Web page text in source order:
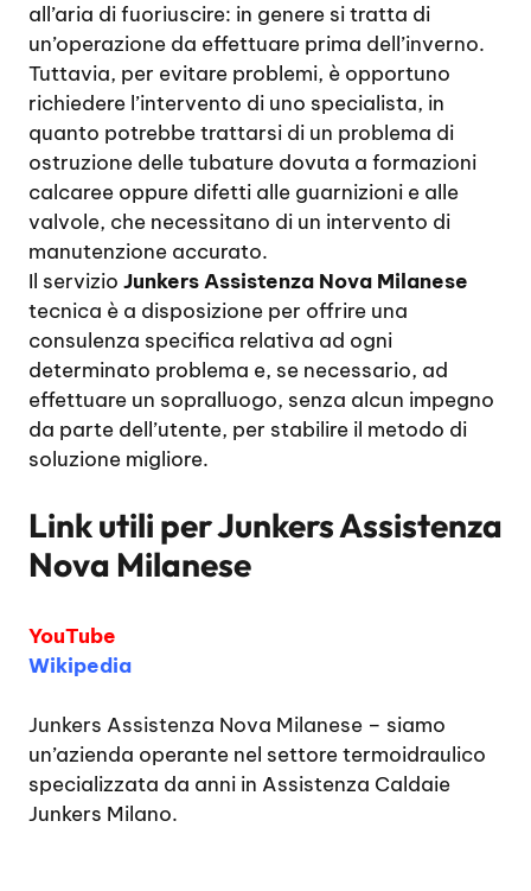
all’aria di fuoriuscire: in genere si tratta di
un’operazione da effettuare prima dell’inverno.
Tuttavia, per evitare problemi, è opportuno
richiedere l’intervento di uno specialista, in
quanto potrebbe trattarsi di un problema di
ostruzione delle tubature dovuta a formazioni
calcaree oppure difetti alle guarnizioni e alle
valvole, che necessitano di un intervento di
manutenzione accurato.
Il servizio Junkers Assistenza Nova Milanese
tecnica è a disposizione per offrire una
consulenza specifica relativa ad ogni
determinato problema e, se necessario, ad
effettuare un sopralluogo, senza alcun impegno
da parte dell’utente, per stabilire il metodo di
soluzione migliore.
Link utili perJunkers Assistenza
Nova Milanese
YouTube
Wikipedia
Junkers Assistenza Nova Milanese – siamo
un’azienda operante nel settore termoidraulico
specializzata da anni in Assistenza Caldaie
Junkers Milano.